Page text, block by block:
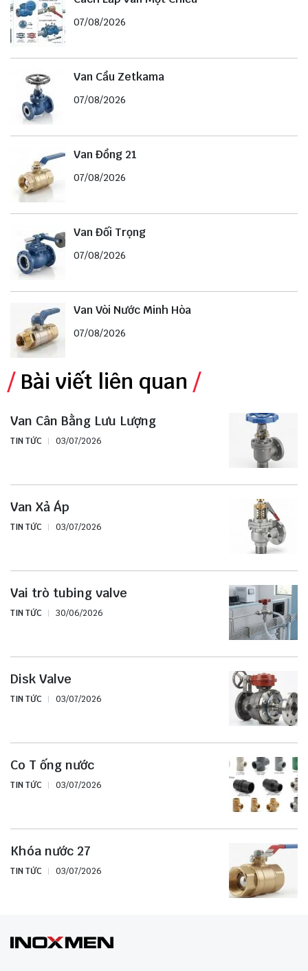
07/08/2026
Van Cầu Zetkama
07/08/2026
Van Đồng 21
07/08/2026
Van Đối Trọng
07/08/2026
Van Vòi Nước Minh Hòa
07/08/2026
Bài viết liên quan
Van Cân Bằng Lưu Lượng
TIN TỨC 03/07/2026
Van Xả Áp
TIN TỨC 03/07/2026
Vai trò tubing valve
TIN TỨC 30/06/2026
Disk Valve
TIN TỨC 03/07/2026
Co T ống nước
TIN TỨC 03/07/2026
Khóa nước 27
TIN TỨC 03/07/2026